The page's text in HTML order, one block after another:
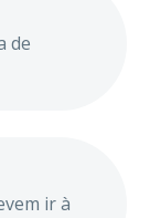
de
ir à